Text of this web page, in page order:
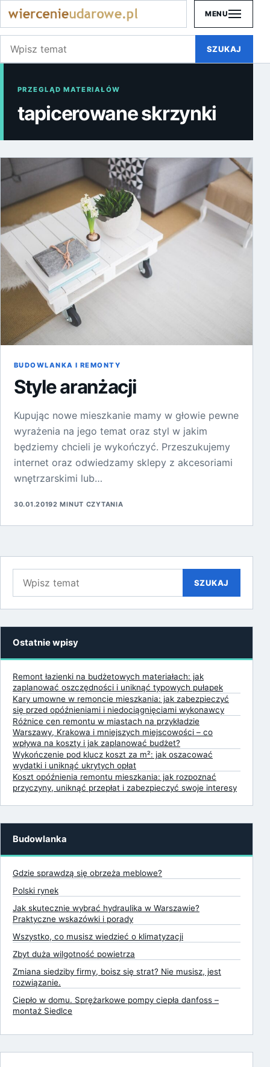
MENU
Szukaj:
SZUKAJ
PRZEGLĄD MATERIAŁÓW
tapicerowane skrzynki
BUDOWLANKA I REMONTY
Style aranżacji
Kupując nowe mieszkanie mamy w głowie pewne
wyrażenia na jego temat oraz styl w jakim
będziemy chcieli je wykończyć. Przeszukujemy
internet oraz odwiedzamy sklepy z akcesoriami
wnętrzarskimi lub…
30.01.20192 MINUT CZYTANIA
Szukaj:
SZUKAJ
Ostatnie wpisy
Remont łazienki na budżetowych materiałach: jak
zaplanować oszczędności i uniknąć typowych pułapek
Kary umowne w remoncie mieszkania: jak zabezpieczyć
się przed opóźnieniami i niedociągnięciami wykonawcy
Różnice cen remontu w miastach na przykładzie
Warszawy, Krakowa i mniejszych miejscowości – co
wpływa na koszty i jak zaplanować budżet?
Wykończenie pod klucz koszt za m²: jak oszacować
wydatki i uniknąć ukrytych opłat
Koszt opóźnienia remontu mieszkania: jak rozpoznać
przyczyny, uniknąć przepłat i zabezpieczyć swoje interesy
Budowlanka
Gdzie sprawdzą się obrzeża meblowe?
Polski rynek
Jak skutecznie wybrać hydraulika w Warszawie?
Praktyczne wskazówki i porady
Wszystko, co musisz wiedzieć o klimatyzacji
Zbyt duża wilgotność powietrza
Zmiana siedziby firmy, boisz się strat? Nie musisz, jest
rozwiązanie.
Ciepło w domu. Sprężarkowe pompy ciepła danfoss –
montaż Siedlce